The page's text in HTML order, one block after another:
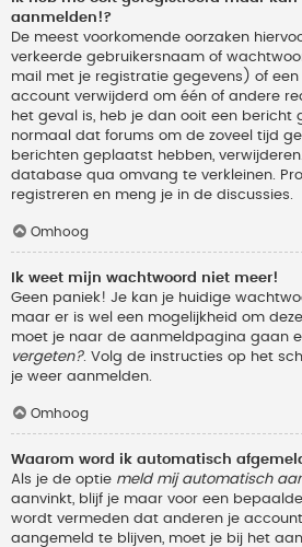
aanmelden!?
De meest voorkomende oorzaken
verkeerde gebruikersnaam of
mail met je registratie gegevens) of
account verwijderd om één of andere
het geval is, heb je dan ooit een bericht
normaal dat forums om de zoveel tijd
berichten geplaatst hebben,
database qua omvang te verkleinen.
registreren en meng je in de discussies.
Omhoog
Ik weet mijn wachtwoord niet meer!
Geen paniek! Je kan je huidige
maar er is wel een mogelijkheid om
moet je naar de aanmeldpagina gaan
vergeten?. Volg de instructies op het
je weer aanmelden.
Omhoog
Waarom word ik automatisch
Als je de optie meld mij automatisch
aanvinkt, blijf je maar voor een
wordt vermeden dat anderen je
aangemeld te blijven, moet je bij het